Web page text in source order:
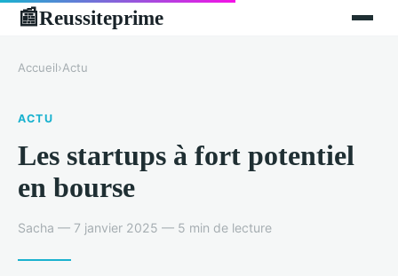
📰Reussiteprime
Accueil›Actu
ACTU
Les startups à fort potentiel
en bourse
Sacha — 7 janvier 2025 — 5 min de lecture